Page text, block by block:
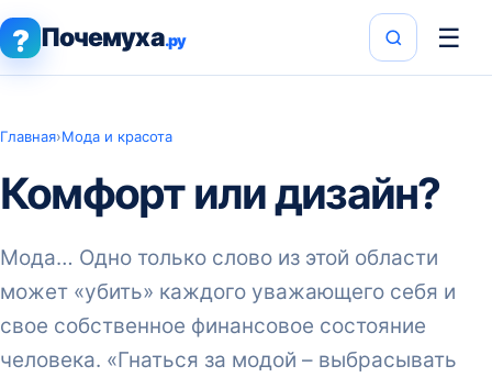
? Почемуха.ру ☰
Главная›Мода и красота
Комфорт или дизайн?
Мода… Одно только слово из этой области
может «убить» каждого уважающего себя и
свое собственное финансовое состояние
человека. «Гнаться за модой – выбрасывать